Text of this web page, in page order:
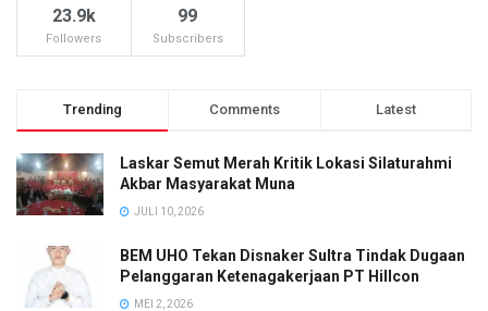
23.9k
Followers
99
Subscribers
Trending Comments Latest
Laskar Semut Merah Kritik Lokasi Silaturahmi
Akbar Masyarakat Muna
JULI 10, 2026
BEM UHO Tekan Disnaker Sultra Tindak Dugaan
Pelanggaran Ketenagakerjaan PT Hillcon
MEI 2, 2026